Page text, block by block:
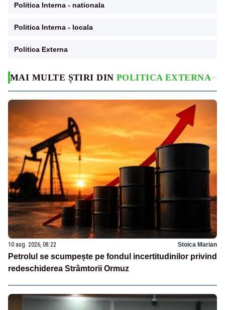
MAI MULTE ȘTIRI DIN POLITICA EXTERNA
10 aug. 2026, 08:22 Stoica Marian
Petrolul se scumpește pe fondul incertitudinilor privind
redeschiderea Strâmtorii Ormuz
Politica Interna - nationala
Politica Interna - locala
Politica Externa